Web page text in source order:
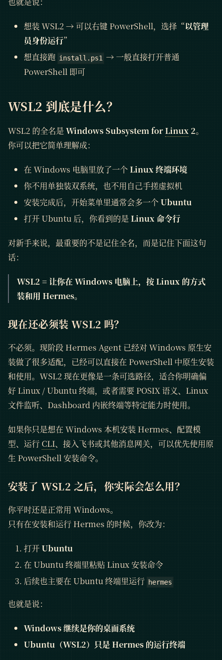
想装 WSL2 → 可以右键 PowerShell，选择“以管理
员身份运行”
想直接跑 install.ps1 → 一般直接打开普通
PowerShell 即可
WSL2 到底是什么？
WSL2 的全名是 Windows Subsystem forLinux 2。
你可以把它简单理解成：
在 Windows 电脑里放了一个Linux 终端环境
你不用单独装双系统，也不用自己手搓虚拟机
安装完成后，开始菜单里通常会多一个Ubuntu
打开 Ubuntu 后，你看到的是 Linux 命令行
对新手来说，最重要的不是记住全名，而是记住下面这句
话：
WSL2 = 让你在 Windows 电脑上，按 Linux 的方式
装和用 Hermes。
现在还必须装 WSL2 吗？
不必须。现阶段 Hermes Agent 已经对 Windows 原生安
装做了很多适配，已经可以直接在 PowerShell 中原生安装
和使用。WSL2 现在更像是一条可选路径，适合你明确偏
好 Linux / Ubuntu 终端，或者需要 POSIX 语义、Linux
文件监听、Dashboard 内嵌终端等特定能力时使用。
如果你只是想在 Windows 本机安装 Hermes、配置模
型、运行 CLI、接入飞书或其他消息网关，可以优先使用原
生 PowerShell 安装命令。
安装了 WSL2 之后，你实际会怎么用？
你平时还是正常用 Windows。
只有在安装和运行 Hermes 的时候，你改为：
打开Ubuntu
在 Ubuntu 终端里粘贴 Linux 安装命令
后续也主要在 Ubuntu 终端里运行 hermes
也就是说：
Windows 继续是你的桌面系统
Ubuntu（WSL2）只是 Hermes 的运行终端